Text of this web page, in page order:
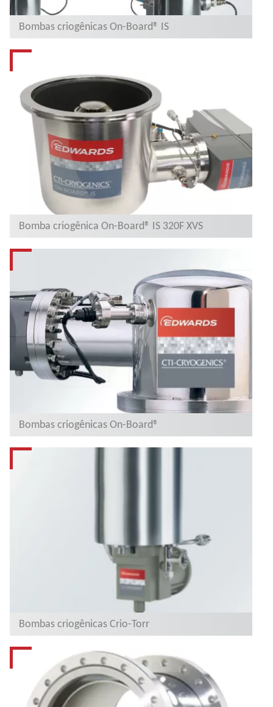
Bombas criogênicas On-Board® IS
Bomba criogênica On-Board® IS 320F XVS
Bombas criogênicas On-Board®
Bombas criogênicas Crio-Torr